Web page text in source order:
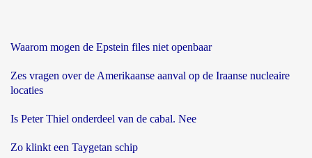
Waarom mogen de Epstein files niet openbaar
Zes vragen over de Amerikaanse aanval op de Iraanse nucleaire
locaties
Is Peter Thiel onderdeel van de cabal. Nee
Zo klinkt een Taygetan schip